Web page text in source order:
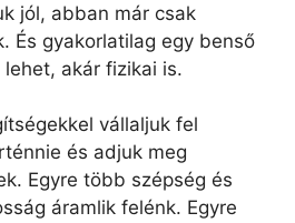
jól, abban már csak
És gyakorlatilag egy benső
akár fizikai is.
vállaljuk fel
és adjuk meg
Egyre több szépség és
áramlik felénk. Egyre